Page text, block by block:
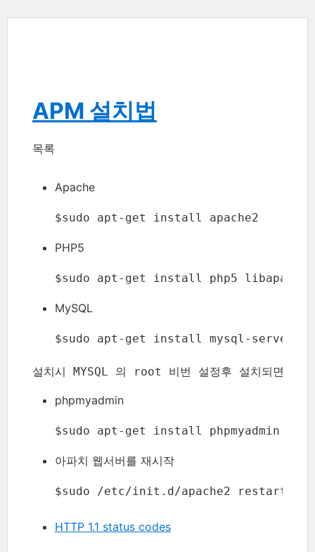
APM 설치법
목록
Apache
$sudo apt-get install apache2
PHP5
$sudo apt-get install php5 libapache2-
MySQL
$sudo apt-get install mysql-server
설치시 MYSQL 의 root 비번 설정후 설치되면
phpmyadmin
$sudo apt-get install phpmyadmin
아파치 웹서버를 재시작
$sudo /etc/init.d/apache2 restart
HTTP 1.1 status codes